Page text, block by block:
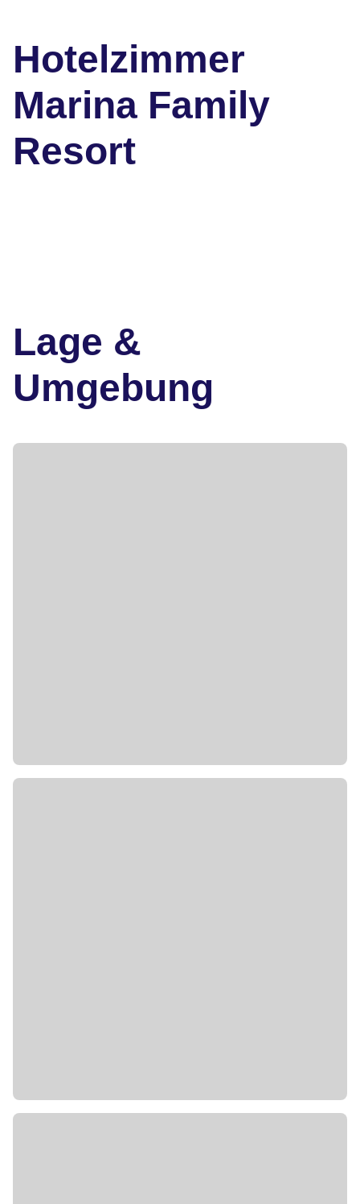
Hotelzimmer
Marina Family
Resort
Lage &
Umgebung